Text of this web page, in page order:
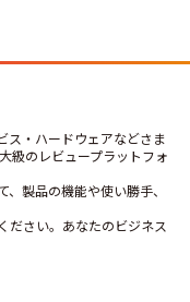
ス・ハードウェアなどさま
級のレビュープラットフォ
製品の機能や使い勝手、
ださい。あなたのビジネス